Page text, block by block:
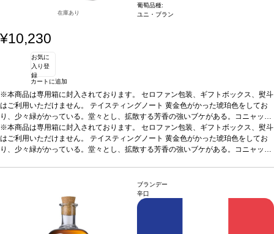
在庫あり
葡萄品種:
ユニ・ブラン
¥10,230
お気に
入り登
録
カートに追加
※本商品は専用箱に封入されております。 セロファン包装、ギフトボックス、熨斗
はご利用いただけません。 テイスティングノート 黄金色がかった琥珀色をしてお
り、少々緑がかっている。堂々とし、拡散する芳香の強いブケがある。コニャック
がグラスの中で開いて息をし始めると、ほのかな干し草とアーシーな香りに沿って
カラメル、オレンジ、チョコレート、花、スパイス等、多くのアロマがでてくる。
非常にスムーズで柔らかな風味で、素晴らしい力強さはあるが、圧倒させるようで
※本商品は専用箱に封入されております。 セロファン包装、ギフトボックス、熨斗
はご利用いただけません。 テイスティングノート 黄金色がかった琥珀色をしてお
り、少々緑がかっている。堂々とし、拡散する芳香の強いブケがある。コニャック
非常にスムーズで柔らかな風味で、素晴らしい力強さはあるが、圧倒させるようで
はない。素晴らしい余韻の長さを持ち、終りにこのコニャックに貢献している全て
が感じられる。JKW
ブランデー
辛口